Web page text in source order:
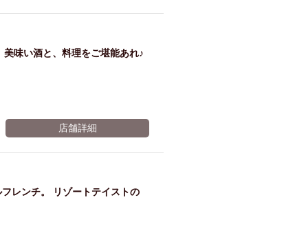
味い酒と、料理をご堪能あれ♪
店舗詳細
レンチ。 リゾートテイストの